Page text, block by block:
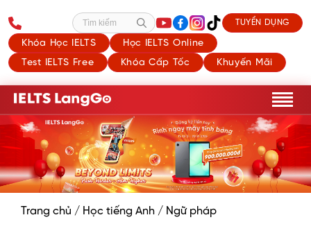
Khóa Học IELTS
Học IELTS Online
Test IELTS Free
Khóa Cấp Tốc Khuyến Mãi
Tìm kiếm TUYỂN DỤNG
Trang chủ / Học tiếng Anh / Ngữ pháp